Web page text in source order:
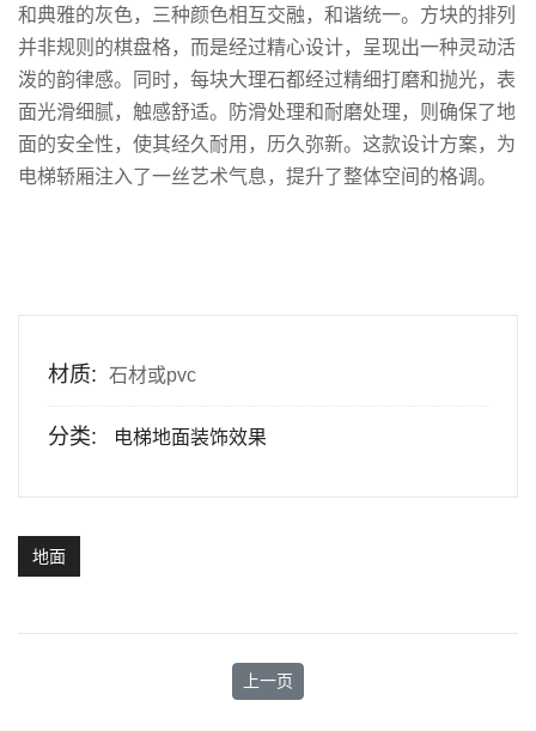
和典雅的灰色，三种颜色相互交融，和谐统一。方块的排列
并非规则的棋盘格，而是经过精心设计，呈现出一种灵动活
泼的韵律感。同时，每块大理石都经过精细打磨和抛光，表
面光滑细腻，触感舒适。防滑处理和耐磨处理，则确保了地
面的安全性，使其经久耐用，历久弥新。这款设计方案，为
电梯轿厢注入了一丝艺术气息，提升了整体空间的格调。
材质: 石材或pvc
分类: 电梯地面装饰效果
地面
上一篇文章: 条形拼花-电梯地面设计
上一页